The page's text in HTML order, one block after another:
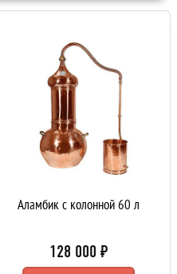
Аламбик с колонной 60 л
128 000 ₽